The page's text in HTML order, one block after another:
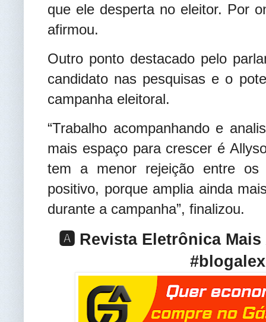
que ele desperta no eleitor. Por
afirmou.
Outro ponto destacado pelo
candidato nas pesquisas e o
campanha eleitoral.
“Trabalho acompanhando e
mais espaço para crescer é
tem a menor rejeição entre
positivo, porque amplia ainda
durante a campanha”, finalizou.
🅰️ Revista Eletrônica